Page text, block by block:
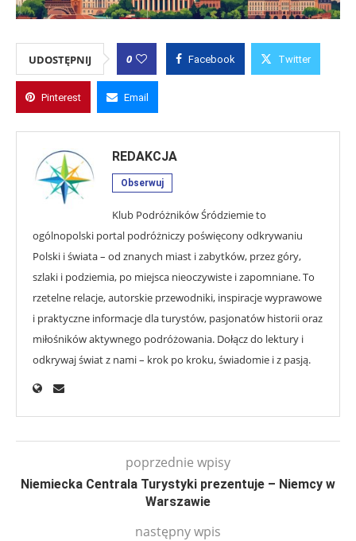
UDOSTĘPNIJ 0 Facebook Twitter
Pinterest Email
REDAKCJA
Obserwuj
Klub Podróżników Śródziemie to
ogólnopolski portal podróżniczy poświęcony odkrywaniu
Polski i świata – od znanych miast i zabytków, przez góry,
szlaki i podziemia, po miejsca nieoczywiste i zapomniane. To
rzetelne relacje, autorskie przewodniki, inspiracje wyprawowe
i praktyczne informacje dla turystów, pasjonatów historii oraz
miłośników aktywnego podróżowania. Dołącz do lektury i
odkrywaj świat z nami – krok po kroku, świadomie i z pasją.
poprzednie wpisy
Niemiecka Centrala Turystyki prezentuje – Niemcy w
Warszawie
następny wpis